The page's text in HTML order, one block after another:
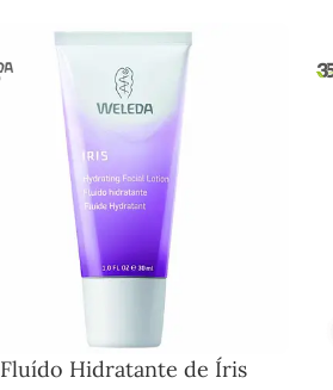
Fluído Hidratante de Íris